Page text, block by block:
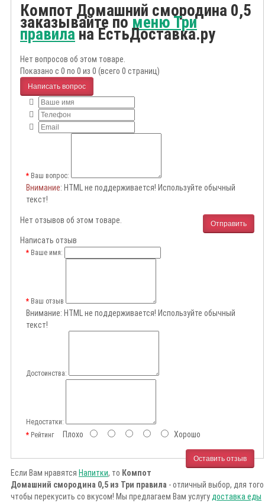
Компот Домашний смородина 0,5
заказывайте поменю Три
правилана ЕстьДоставка.ру
Нет вопросов об этом товаре.
Показано с 0 по 0 из 0 (всего 0 страниц)
Написать вопрос
Ваш вопрос:
Внимание: HTML не поддерживается! Используйте обычный
текст!
Отправить
Нет отзывов об этом товаре.
Написать отзыв
Ваше имя:
Ваш отзыв
Внимание: HTML не поддерживается! Используйте обычный
текст!
Достоинства:
Недостатки:
РейтингПлохо Хорошо
Оставить отзыв
Если Вам нравятся Напитки, то Компот
Домашний смородина 0,5 из Три правила - отличный выбор, для того
чтобы перекусить со вкусом! Мы предлагаем Вам услугу доставка еды